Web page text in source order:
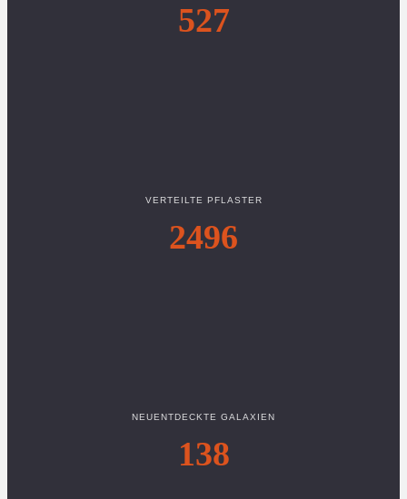
527
VERTEILTE PFLASTER
2496
NEUENTDECKTE GALAXIEN
138